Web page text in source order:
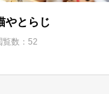
やとらじ
覧数：52